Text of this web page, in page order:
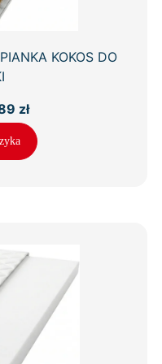
KOKOS DO
zł.
złAktualna
wynosi:
54,89 zł.